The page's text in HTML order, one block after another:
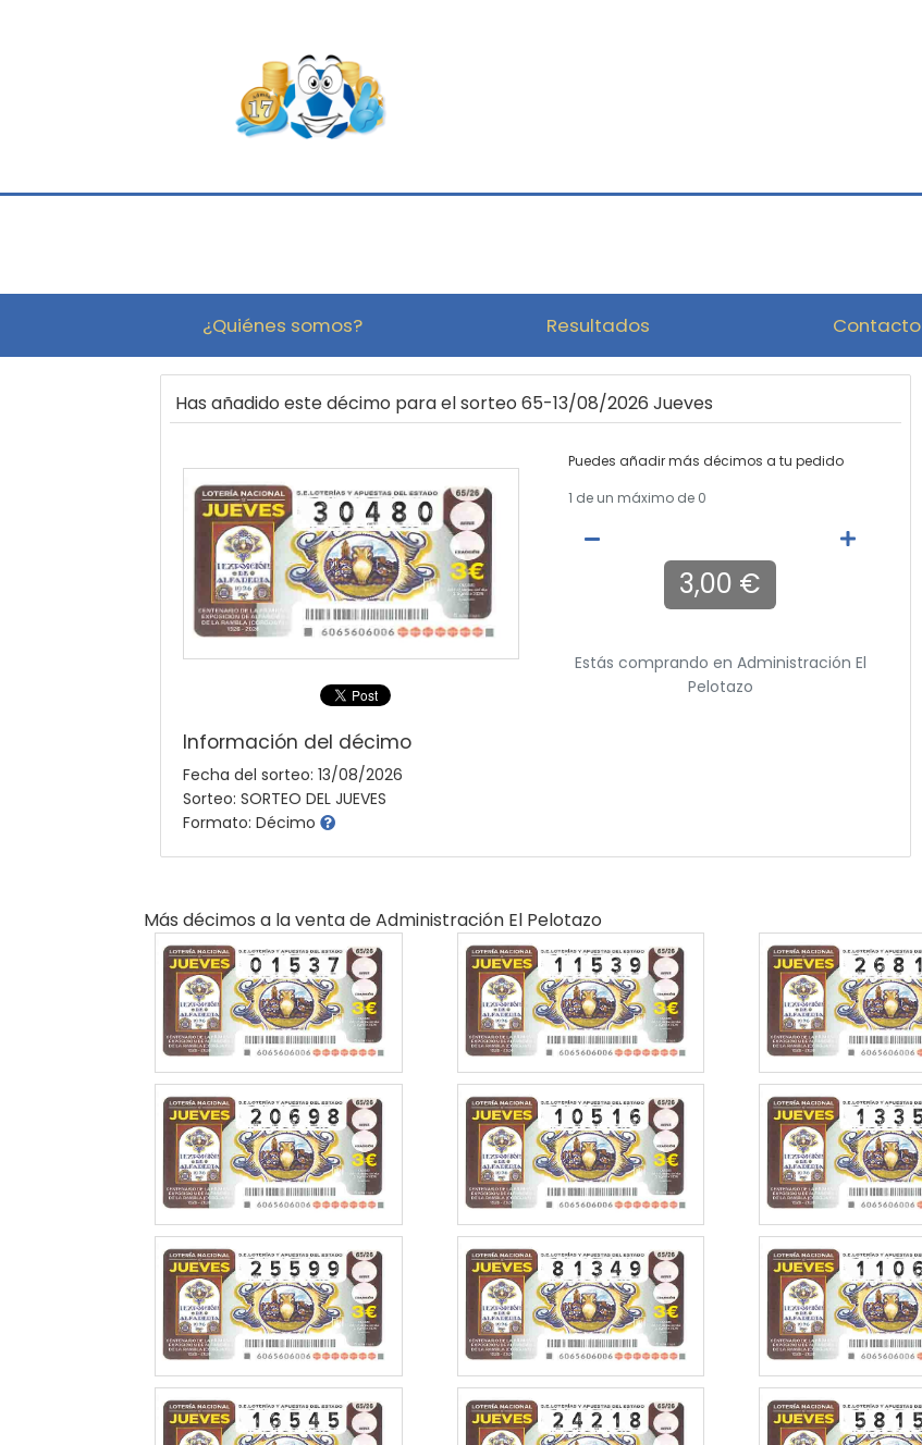
¿Quiénes somos? Resultados Contacto
Has añadido este décimo para el sorteo 65-13/08/2026 Jueves
Información del décimo
Fecha del sorteo: 13/08/2026
Sorteo: SORTEO DEL JUEVES
Formato: Décimo
Puedes añadir más décimos a tu pedido
1 de un máximo de 0
3,00 €
Estás comprando en Administración El
Pelotazo
Más décimos a la venta deAdministración El Pelotazo